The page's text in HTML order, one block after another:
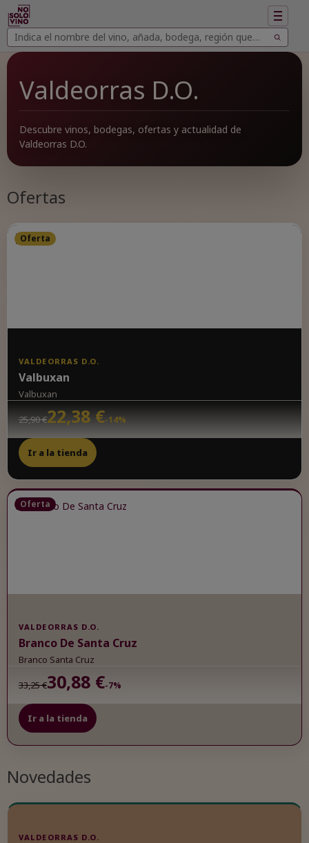
Buscar
vinos
Buscar
Mostrar
Valdeorras D.O.
Descubre vinos, bodegas, ofertas y actualidad de
Valdeorras D.O.
Ofertas
Oferta
VALDEORRAS D.O.
Valbuxan
Valbuxan
25,90 €22,38 €-14%
Ir a la tienda
Oferta
VALDEORRAS D.O.
Branco De Santa Cruz
Branco Santa Cruz
33,25 €30,88 €-7%
Ir a la tienda
Novedades
VALDEORRAS D.O.